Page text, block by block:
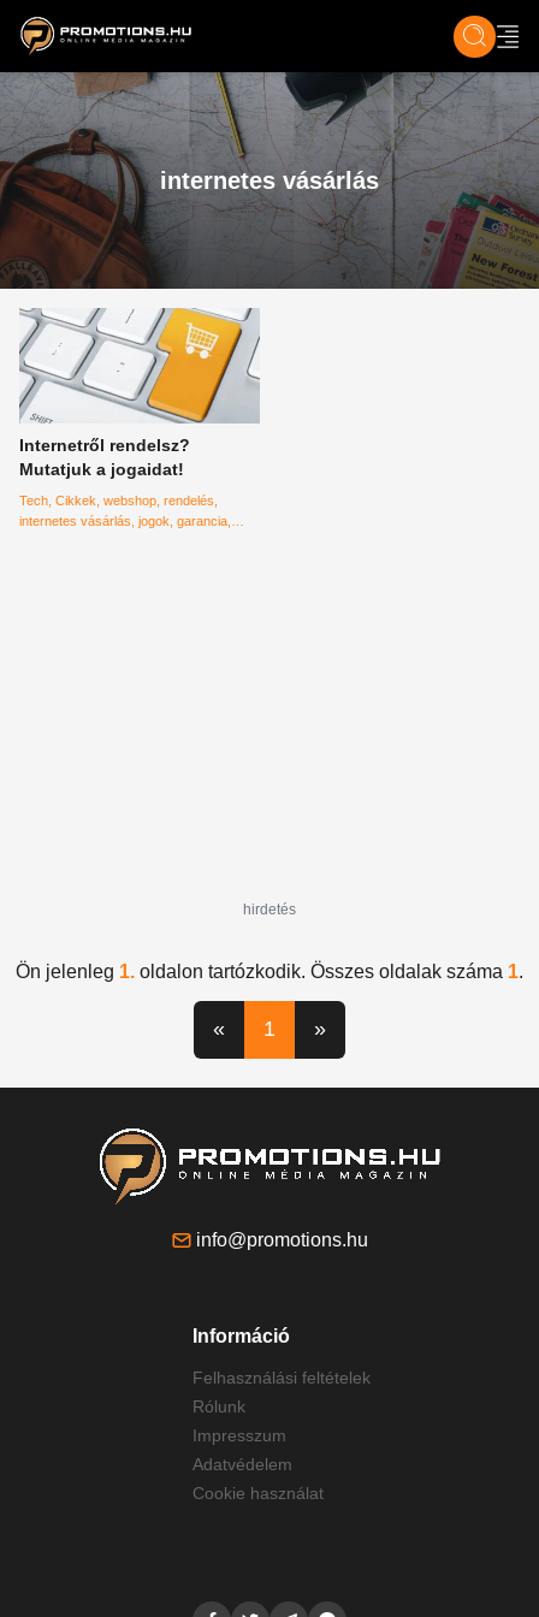
ZENE, FILM & KULT ÉLET TECH &
internetes vásárlás
Internetről rendelsz?
Mutatjuk a jogaidat!
Tech Cikkek webshop rendelés
internetes vásárlás jogok garancia
hirdetés
Ön jelenleg 1. oldalon tartózkodik. Összes oldalak száma 1.
« 1 »
info@promotions.hu
Információ
Felhasználási feltételek
Rólunk
Impresszum
Adatvédelem
Cookie használat